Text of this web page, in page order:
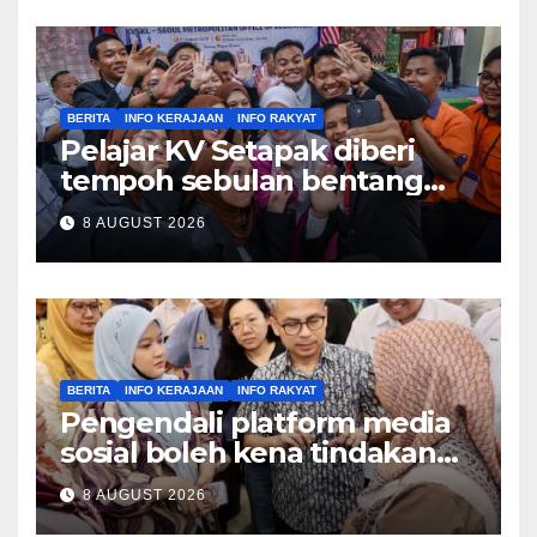
BERITA INFO KERAJAAN INFO RAKYAT
Pelajar KV Setapak diberi
tempoh sebulan bentang
idea guna teknologi dron
perkukuh keselamatan
sekolah – Fadhlina
8 AUGUST 2026
BERITA INFO KERAJAAN INFO RAKYAT
Pengendali platform media
sosial boleh kena tindakan
mahkamah jika abaikan kod
perlindungan kanak-kanak,
8 AUGUST 2026